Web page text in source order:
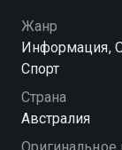
Посмотреть
можете
качестве на
Жанр
Информация,
Спорт
Страна
Австралия